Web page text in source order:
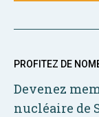
PROFITEZ DE
Devenez
nucléaire de